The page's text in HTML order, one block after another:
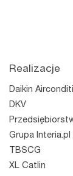
Realizacje
Daikin
DKV
Grupa Interia.pl
TBSCG
XL Catlin